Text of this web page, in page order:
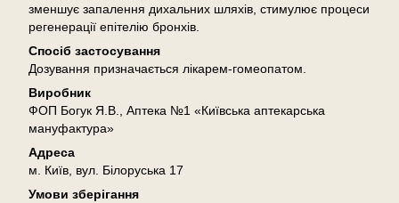
зменшує запалення дихальних шляхів, стимулює процеси
регенерації епітелію бронхів.
Спосіб застосування
Дозування призначається лікарем-гомеопатом.
Виробник
ФОП Богук Я.В., Аптека №1 «Київська аптекарська
мануфактура»
Адреса
м. Київ, вул. Білоруська 17
Умови зберігання